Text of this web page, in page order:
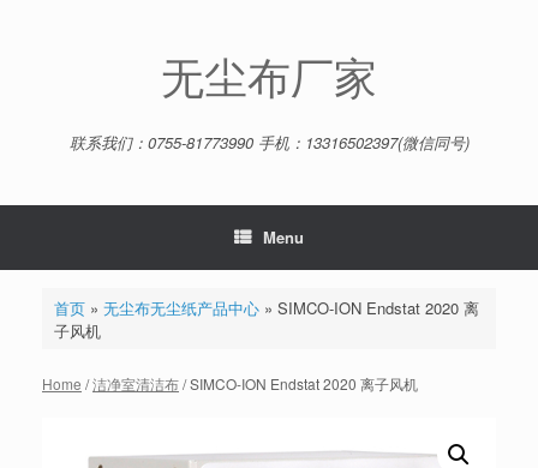
无尘布厂家
联系我们：0755-81773990 手机：13316502397(微信同号)
Menu
首页» 无尘布无尘纸产品中心» SIMCO-ION Endstat 2020 离
子风机
Home /洁净室清洁布/ SIMCO-ION Endstat 2020 离子风机